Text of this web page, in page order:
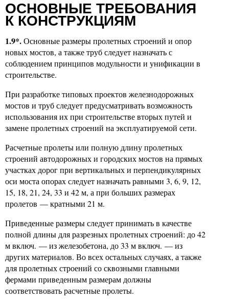
ОСНОВНЫЕ ТРЕБОВАНИЯ
К КОНСТРУКЦИЯМ
1.9*.Основные размеры пролетных строений и опор
новых мостов, а также труб следует назначать с
соблюдением принципов модульности и унификации в
строительстве.
При разработке типовых проектов железнодорожных
мостов и труб следует предусматривать возможность
использования их при строительстве вторых путей и
замене пролетных строений на эксплуатируемой сети.
Расчетные пролеты или полную длину пролетных
строений автодорожных и городских мостов на прямых
участках дорог при вертикальных и перпендикулярных
оси моста опорах следует назначать равными 3, 6, 9, 12,
15, 18, 21, 24, 33 и 42 м, а при больших размерах
пролетов — кратными 21 м.
Приведенные размеры следует принимать в качестве
полной длины для разрезных пролетных строений: до 42
м включ. — из железобетона, до 33 м включ. — из
других материалов. Во всех остальных случаях, а также
для пролетных строений со сквозными главными
фермами приведенным размерам должны
соответствовать расчетные пролеты.